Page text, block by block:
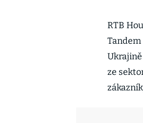
RTB
ze